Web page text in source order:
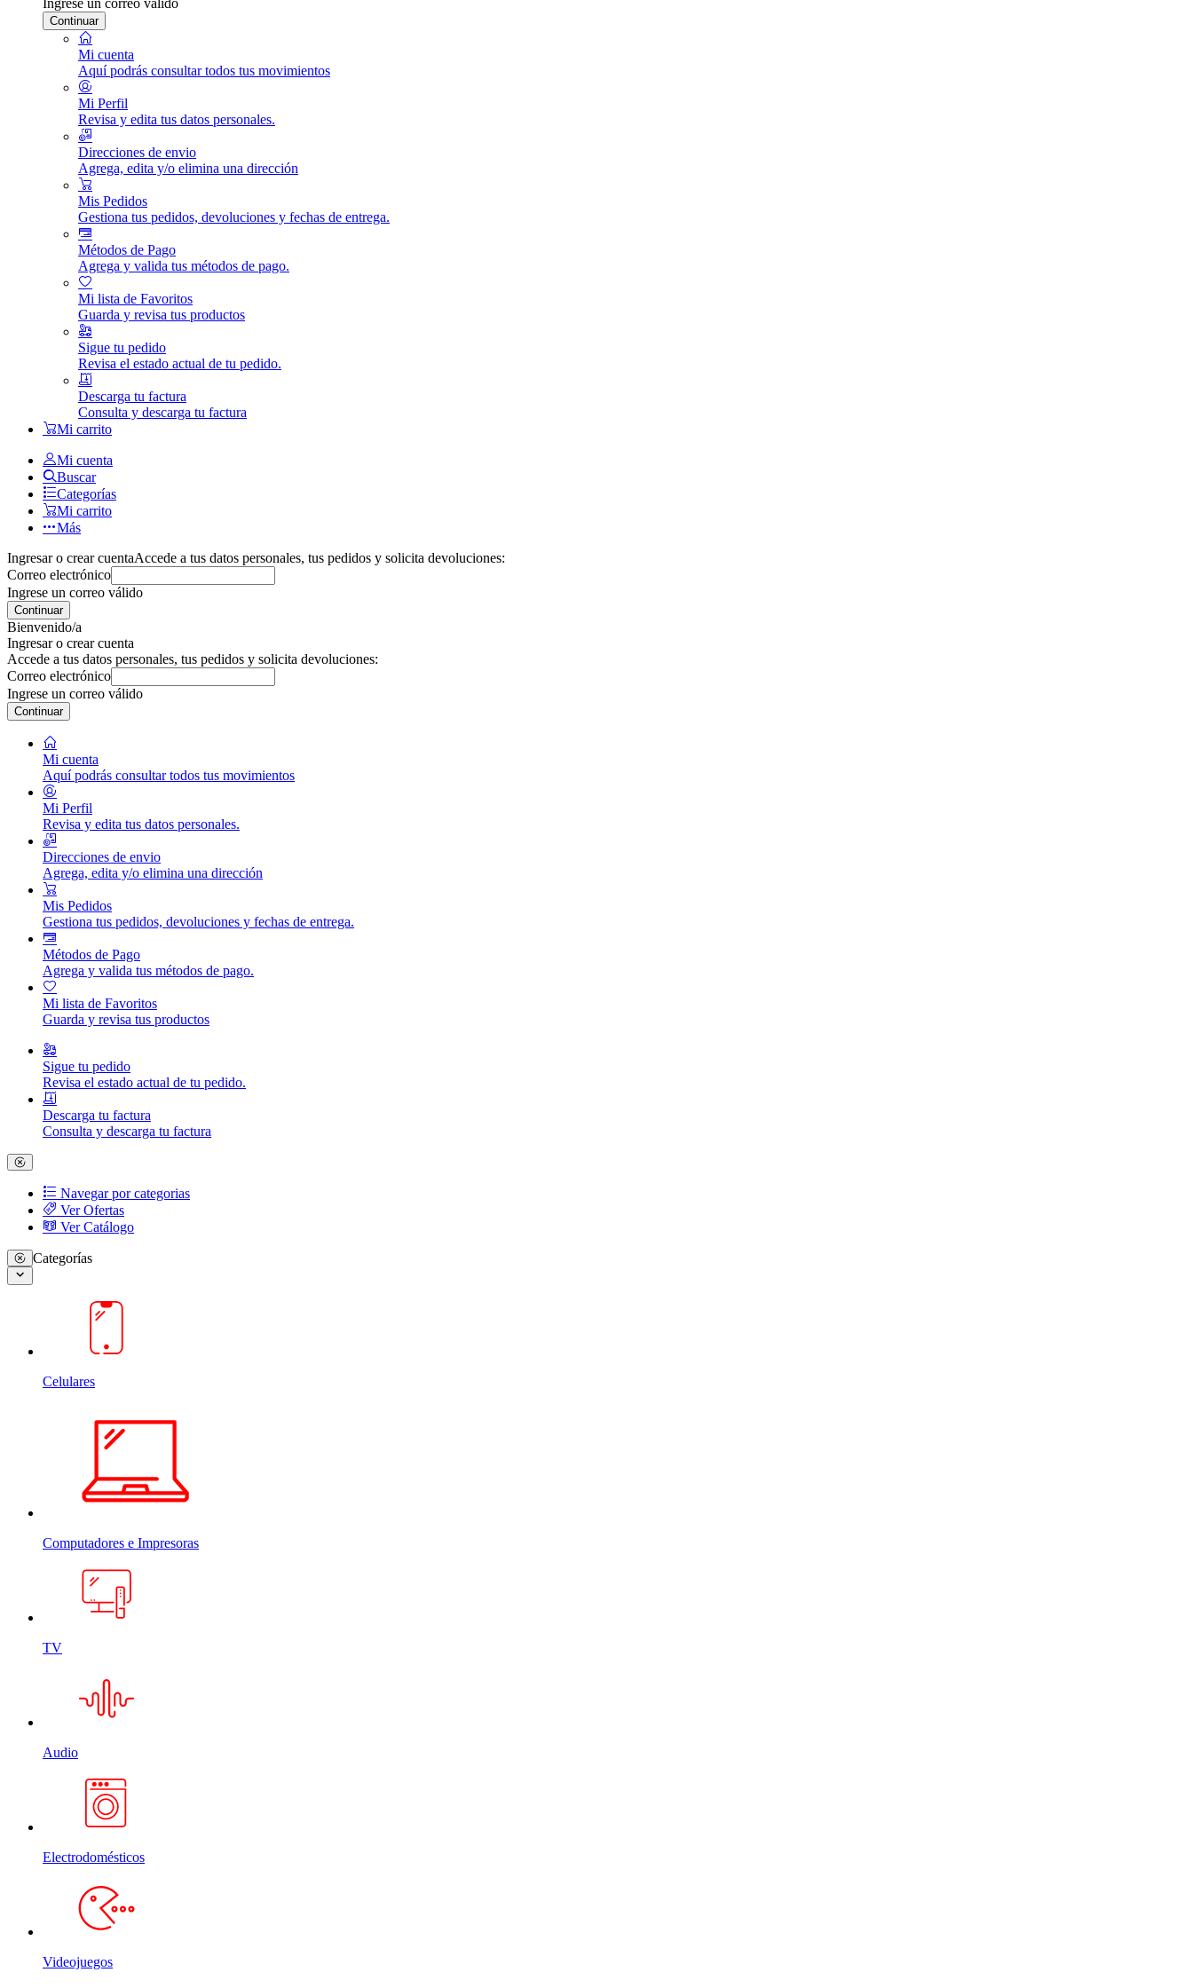
Continuar
Mi cuenta
Aquí podrás consultar todos tus movimientos
Mi Perfil
Revisa y edita tus datos personales.
Direcciones de envio
Agrega, edita y/o elimina una dirección
Mis Pedidos
Gestiona tus pedidos, devoluciones y fechas de entrega.
Métodos de Pago
Agrega y valida tus métodos de pago.
Mi lista de Favoritos
Guarda y revisa tus productos
Sigue tu pedido
Revisa el estado actual de tu pedido.
Descarga tu factura
Consulta y descarga tu factura
Mi carrito
Mi cuenta
Buscar
Categorías
Mi carrito
Más
Ingresar o crear cuentaAccede a tus datos personales, tus pedidos y solicita devoluciones:
Correo electrónico
Ingrese un correo válido
Continuar
Bienvenido/a
Ingresar o crear cuenta
Accede a tus datos personales, tus pedidos y solicita devoluciones:
Correo electrónico
Ingrese un correo válido
Continuar
Mi cuenta
Aquí podrás consultar todos tus movimientos
Mi Perfil
Revisa y edita tus datos personales.
Direcciones de envio
Agrega, edita y/o elimina una dirección
Mis Pedidos
Gestiona tus pedidos, devoluciones y fechas de entrega.
Métodos de Pago
Agrega y valida tus métodos de pago.
Mi lista de Favoritos
Guarda y revisa tus productos
Sigue tu pedido
Revisa el estado actual de tu pedido.
Descarga tu factura
Consulta y descarga tu factura
Navegar por categorias
Ver Ofertas
Ver Catálogo
Categorías
Celulares
Computadores e Impresoras
TV
Audio
Electrodomésticos
Videojuegos